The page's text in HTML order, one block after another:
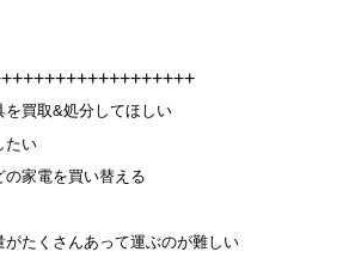
を買取&処分してほしい
たい
の家電を買い替える
がたくさんあって運ぶのが難しい